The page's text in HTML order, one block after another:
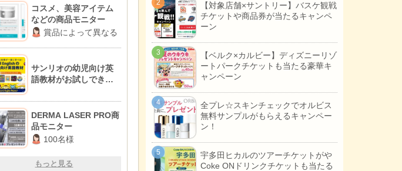
コスメ、美容アイテム
などの商品モニター
賞品によって異なる
サンリオの幼児向け英
語教材がお試しできる
ーン
DERMA LASER PRO商
品モニター
100名様
もっと見る
【対象店舗×サントリー】バスケ観戦
チケットや商品券が当たるキャンペ
ーン
【ベルク×カルビー】ディズニーリゾ
ートパークチケットも当たる豪華キ
ャンペーン
全プレ☆スキンチェックでオルビス
無料サンプルがもらえるキャンペー
ン！
宇多田ヒカルのツアーチケットがや
Coke ONドリンクチケットも当たる